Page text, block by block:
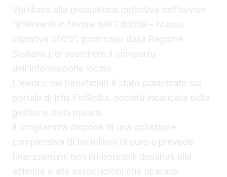
Via libera alla graduatoria definitiva dell’avviso
“Interventi in favore dell’Editoria – Nuova
iniziativa 2026”, promosso dalla Regione
Siciliana per sostenere il comparto
dell’informazione locale.
L’elenco dei beneficiari è stato pubblicato sul
portale di Irfis FinSicilia, società incaricata della
gestione della misura.
Il programma dispone di una dotazione
complessiva di tre milioni di euro e prevede
finanziamenti non rimborsabili destinati alle
aziende e alle associazioni che operano